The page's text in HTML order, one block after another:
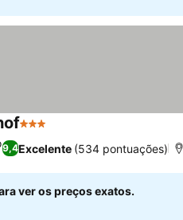
3 Estrelas
9,4Excelente (534 pontuações)
ver os preços exatos.